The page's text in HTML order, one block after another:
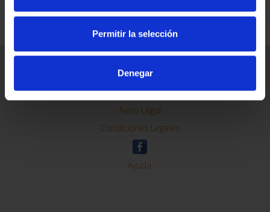
Permitir la selección
Denegar
Contacto
Preguntas Frequentes (FAQs)
Aviso Legal
Condiciones Legales
Ayuda